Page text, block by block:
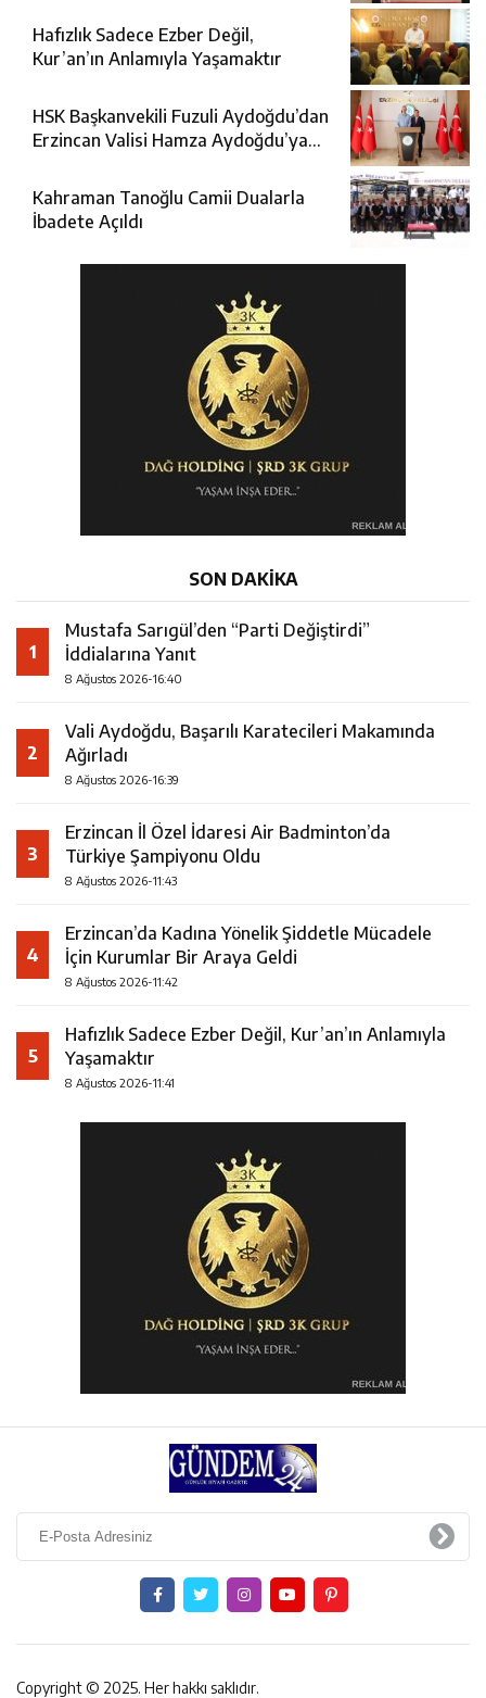
Hafızlık Sadece Ezber Değil,
Kur’an’ın Anlamıyla Yaşamaktır
HSK Başkanvekili Fuzuli Aydoğdu’dan
Erzincan Valisi Hamza Aydoğdu’ya
Kahraman Tanoğlu Camii Dualarla
İbadete Açıldı
SON DAKİKA
1
Mustafa Sarıgül’den “Parti Değiştirdi”
İddialarına Yanıt
8 Ağustos 2026-16:40
2
Vali Aydoğdu, Başarılı Karatecileri Makamında
Ağırladı
8 Ağustos 2026-16:39
3
Erzincan İl Özel İdaresi Air Badminton’da
Türkiye Şampiyonu Oldu
8 Ağustos 2026-11:43
4
Erzincan’da Kadına Yönelik Şiddetle Mücadele
İçin Kurumlar Bir Araya Geldi
8 Ağustos 2026-11:42
5
Hafızlık Sadece Ezber Değil, Kur’an’ın Anlamıyla
Yaşamaktır
8 Ağustos 2026-11:41
Copyright © 2025. Her hakkı saklıdır.